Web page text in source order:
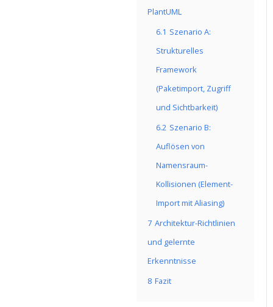
PlantUML
6.1 Szenario A:
Strukturelles
Framework
(Paketimport, Zugriff
und Sichtbarkeit)
6.2 Szenario B:
Auflösen von
Namensraum-
Kollisionen (Element-
Import mit Aliasing)
7 Architektur-Richtlinien
und gelernte
Erkenntnisse
8 Fazit